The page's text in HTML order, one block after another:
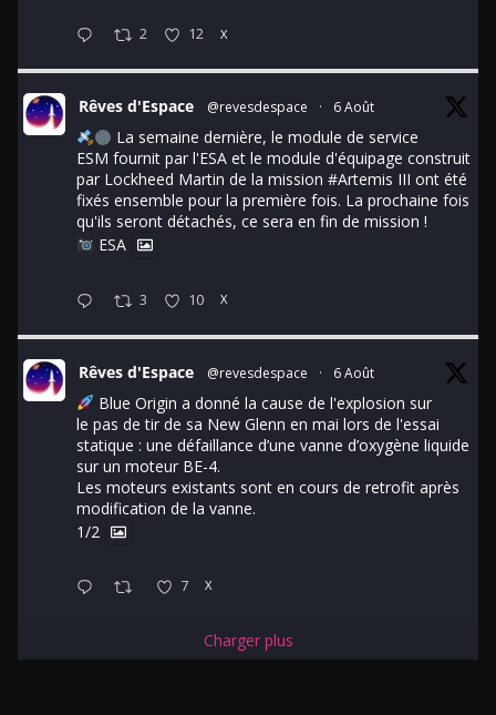
2 12 X
Rêves d'Espace @revesdespace · 6 Août
La semaine dernière, le module de service
ESM fournit par l'ESA et le module d'équipage construit
par Lockheed Martin de la mission #Artemis III ont été
fixés ensemble pour la première fois. La prochaine fois
qu'ils seront détachés, ce sera en fin de mission !
ESA
3 10 X
Rêves d'Espace @revesdespace · 6 Août
Blue Origin a donné la cause de l'explosion sur
le pas de tir de sa New Glenn en mai lors de l'essai
statique : une défaillance d’une vanne d’oxygène liquide
sur un moteur BE-4.
Les moteurs existants sont en cours de retrofit après
modification de la vanne.
1/2
7 X
Charger plus